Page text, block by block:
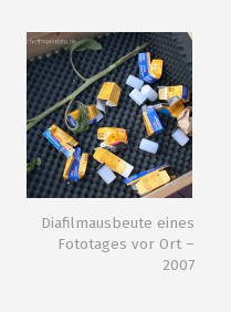
Diafilmausbeute eines
Fototages vor Ort –
2007